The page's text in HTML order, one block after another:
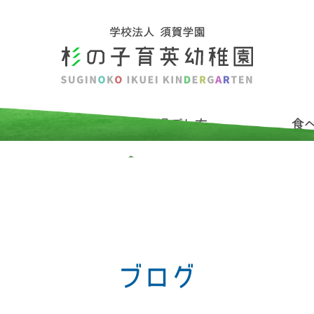
杉の子の過ごし方 食
ブログ